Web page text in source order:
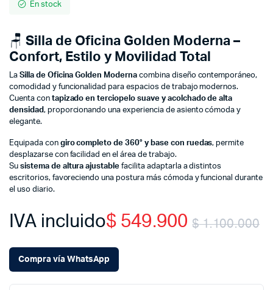
En stock
🪑 Silla de Oficina Golden Moderna –
Confort, Estilo y Movilidad Total
La Silla de Oficina Golden Moderna combina diseño contemporáneo,
comodidad y funcionalidad para espacios de trabajo modernos.
Cuenta con tapizado en terciopelo suave y acolchado de alta
densidad, proporcionando una experiencia de asiento cómoda y
elegante.
Equipada con giro completo de 360° y base con ruedas, permite
desplazarse con facilidad en el área de trabajo.
Su sistema de altura ajustable facilita adaptarla a distintos
escritorios, favoreciendo una postura más cómoda y funcional durante
el uso diario.
$1.100.000
$549.900
IVA incluido
Compra vía WhatsApp